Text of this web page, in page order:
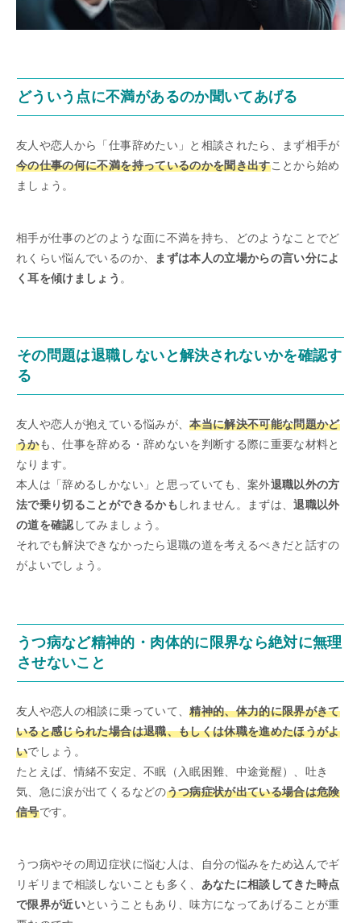
どういう点に不満があるのか聞いてあげる
友人や恋人から「仕事辞めたい」と相談されたら、まず相手が
今の仕事の何に不満を持っているのかを聞き出すことから始め
ましょう。
相手が仕事のどのような面に不満を持ち、どのようなことでど
れくらい悩んでいるのか、
まずは本人の立場からの言い分によ
く耳を傾けましょう 。
その問題は退職しないと解決されないかを確認す
る
友人や恋人が抱えている悩みが、本当に解決不可能な問題かど
うかも、仕事を辞める・辞めないを判断する際に重要な材料と
なります。
本人は「辞めるしかない」と思っていても、案外退職以外の方
法で乗り切ることができるかも しれません。まずは、退職以外
の道を確認 してみましょう。
それでも解決できなかったら退職の道を考えるべきだと話すの
がよいでしょう。
うつ病など精神的・肉体的に限界なら絶対に無理
させないこと
友人や恋人の相談に乗っていて、精神的、体力的に限界がきて
いると感じられた場合は退職、もしくは休職を進めたほうがよ
いでしょう。
たとえば、情緒不安定、不眠（入眠困難、中途覚醒）、吐き
気、急に涙が出てくるなどのうつ病症状が出ている場合は危険
信号です。
うつ病やその周辺症状に悩む人は、自分の悩みをため込んでギ
リギリまで相談しないことも多く、 あなたに相談してきた時点
で限界が近いということもあり、味方になってあげることが重